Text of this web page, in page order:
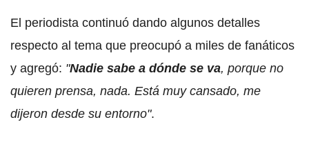
El periodista continuó dando algunos detalles
respecto al tema que preocupó a miles de fanáticos
y agregó: "Nadie sabe a dónde se va, porque no
quieren prensa, nada. Está muy cansado, me
dijeron desde su entorno".